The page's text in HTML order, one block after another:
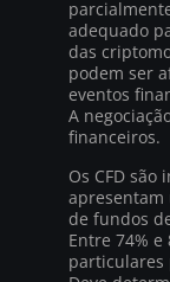
adequado
das
podem ser
eventos
A
financeiros.
Os CFD
apresentam
de fundos
Entre 74%
particulares